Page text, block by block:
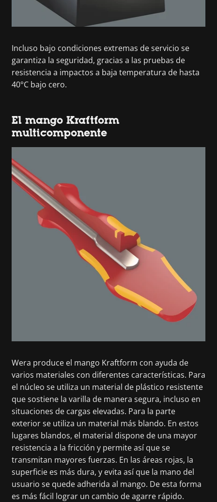
Incluso bajo condiciones extremas de servicio se
garantiza la seguridad, gracias a las pruebas de
resistencia a impactos a baja temperatura de hasta
40°C bajo cero.
El mango Kraftform
multicomponente
Wera produce el mango Kraftform con ayuda de
varios materiales con diferentes características. Para
el núcleo se utiliza un material de plástico resistente
que sostiene la varilla de manera segura, incluso en
situaciones de cargas elevadas. Para la parte
exterior se utiliza un material más blando. En estos
lugares blandos, el material dispone de una mayor
resistencia a la fricción y permite así que se
transmitan mayores fuerzas. En las áreas rojas, la
superficie es más dura, y evita así que la mano del
usuario se quede adherida al mango. De esta forma
es más fácil lograr un cambio de agarre rápido.